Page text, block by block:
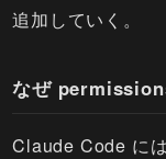
追加していく。
なぜ
Claude Code には